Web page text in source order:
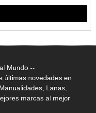
Mundo --
últimas novedades en
Lanas,
marcas al mejor